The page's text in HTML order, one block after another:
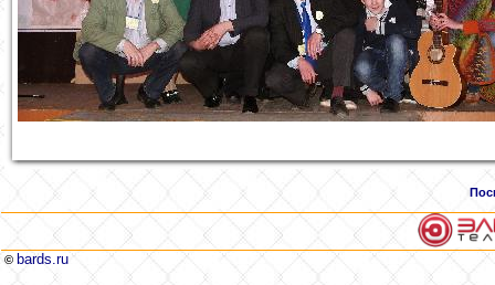
© bards.ru